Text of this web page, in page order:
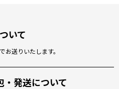
いて
お送りいたします。
・発送について